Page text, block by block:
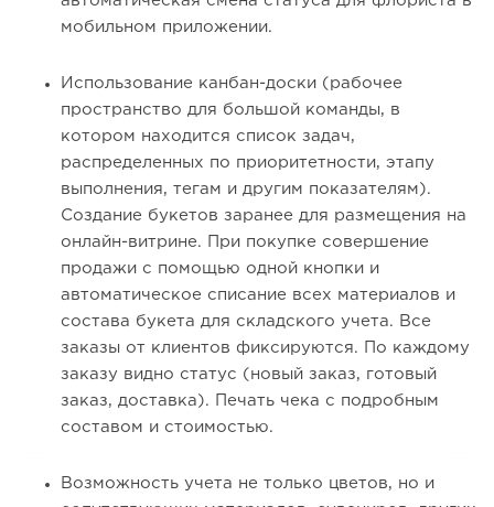
мобильном приложении.
Использование канбан-доски (рабочее
пространство для большой команды, в
котором находится список задач,
распределенных по приоритетности, этапу
выполнения, тегам и другим показателям).
Создание букетов заранее для размещения на
онлайн-витрине. При покупке совершение
продажи с помощью одной кнопки и
автоматическое списание всех материалов и
состава букета для складского учета. Все
заказы от клиентов фиксируются. По каждому
заказу видно статус (новый заказ, готовый
заказ, доставка). Печать чека с подробным
составом и стоимостью.
Возможность учета не только цветов, но и